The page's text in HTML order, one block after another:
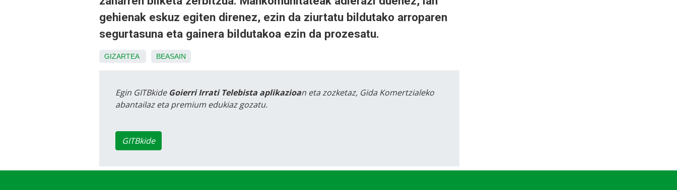
gehienak eskuz egiten direnez, ezin da ziurtatu bildutako arroparen
segurtasuna eta gainera bildutakoa ezin da prozesatu.
GIZARTEA BEASAIN
Egin GITBkide Goierri Irrati Telebista aplikazioan eta zozketaz, Gida Komertzialeko
abantailaz eta premium edukiaz gozatu.
GITBkide